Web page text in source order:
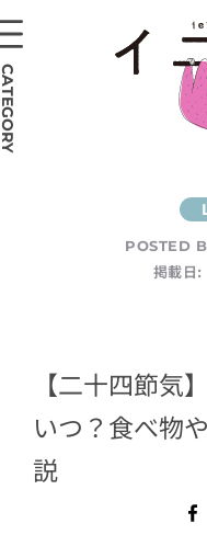
POSTED
掲載日:
【二十四節気
いつ？食べ物
説